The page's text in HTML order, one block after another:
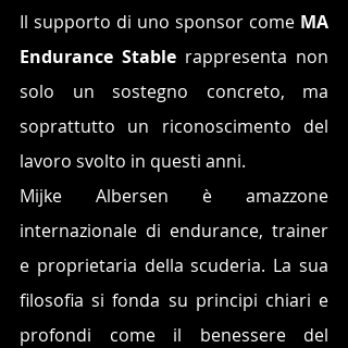
Il supporto di uno sponsor come MA
Endurance Stable rappresenta non
solo un sostegno concreto, ma
soprattutto un riconoscimento del
lavoro svolto in questi anni.
Mijke Albersen è amazzone
internazionale di endurance, trainer
e proprietaria della scuderia. La sua
filosofia si fonda su principi chiari e
profondi come il benessere del